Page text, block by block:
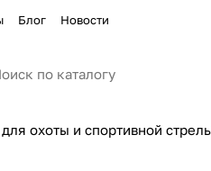
Блог Новости
охоты и спортивной